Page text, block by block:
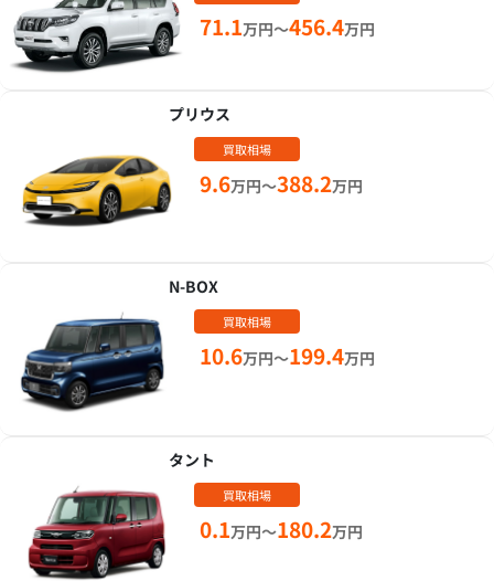
71.1万円～456.4万円
プリウス
買取相場
9.6万円～388.2万円
N-BOX
買取相場
10.6万円～199.4万円
タント
買取相場
0.1万円～180.2万円